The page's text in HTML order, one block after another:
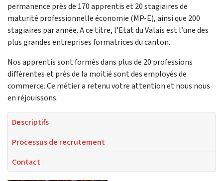
permanence près de 170 apprentis et 20 stagiaires de
maturité professionnelle économie (MP-E), ainsi que 200
stagiaires par année. A ce titre, l’Etat du Valais est l’une des
plus grandes entreprises formatrices du canton.
Nos apprentis sont formés dans plus de 20 professions
différentes et près de la moitié sont des employés de
commerce. Ce métier a retenu votre attention et nous nous
en réjouissons.
Descriptifs
Processus de recrutement
Contact